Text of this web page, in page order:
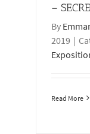
–
By
2019 |
Read More